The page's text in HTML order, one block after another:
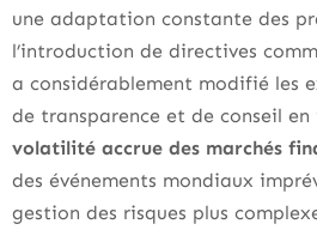
une adaptation constante des
l’introduction de directives
a considérablement modifié les
de transparence et de conseil en
volatilité accrue des marchés
des événements mondiaux
gestion des risques plus